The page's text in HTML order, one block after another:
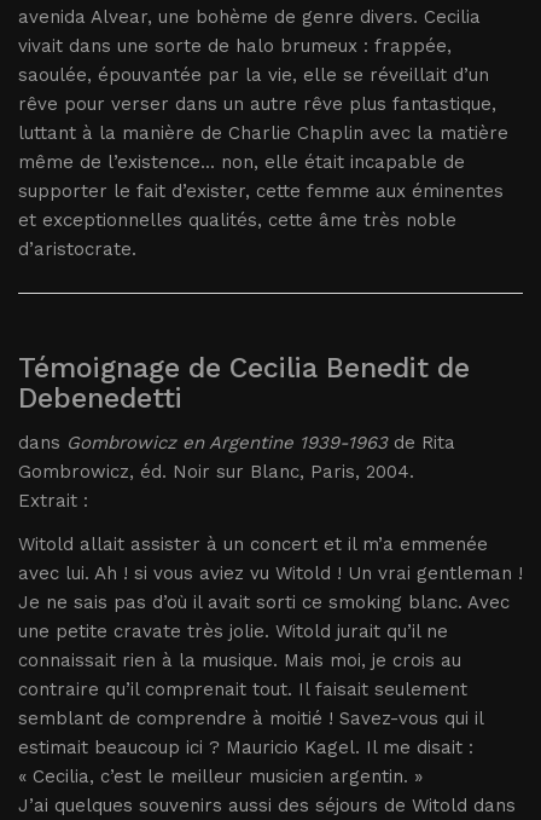
avenida Alvear, une bohème de genre divers. Cecilia
vivait dans une sorte de halo brumeux : frappée,
saoulée, épouvantée par la vie, elle se réveillait d’un
rêve pour verser dans un autre rêve plus fantastique,
luttant à la manière de Charlie Chaplin avec la matière
même de l’existence... non, elle était incapable de
supporter le fait d’exister, cette femme aux éminentes
et exceptionnelles qualités, cette âme très noble
d’aristocrate.
Témoignage de Cecilia Benedit de
Debenedetti
dans Gombrowicz en Argentine 1939-1963de Rita
Gombrowicz, éd. Noir sur Blanc, Paris, 2004.
Extrait :
Witold allait assister à un concert et il m’a emmenée
avec lui. Ah ! si vous aviez vu Witold ! Un vrai gentleman !
Je ne sais pas d’où il avait sorti ce smoking blanc. Avec
une petite cravate très jolie. Witold jurait qu’il ne
connaissait rien à la musique. Mais moi, je crois au
contraire qu’il comprenait tout. Il faisait seulement
semblant de comprendre à moitié ! Savez-vous qui il
estimait beaucoup ici ? Mauricio Kagel. Il me disait :
« Cecilia, c’est le meilleur musicien argentin. »
J’ai quelques souvenirs aussi des séjours de Witold dans